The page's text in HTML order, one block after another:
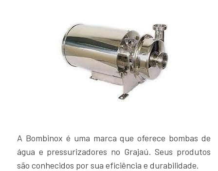
A Bombinox é uma marca que oferece bombas de
água e pressurizadores no Grajaú. Seus produtos
são conhecidos por sua eficiência e durabilidade.